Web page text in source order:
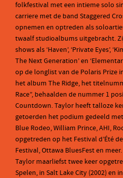
folkfestival met een intieme solo
carriere met de band Staggered
opnemen en optreden als
twaalf studioalbums uitgebracht.
shows als ‘Haven’, ‘Private Eyes’,
The Next Generation’ en
op de longlist van de Polaris Prize
het album The Ridge, het
Race”, behaalden de nummer 1
Countdown. Taylor heeft talloze
getoerden het podium gedeeld
Blue Rodeo, William Prince, AHI,
opgetreden op het Festival d’Été
Festival, Ottawa BluesFest en
Taylor maarliefst twee keer
Spelen, in Salt Lake City (2002) en